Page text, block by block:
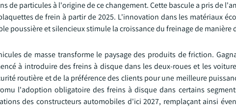
de particules à l'origine de ce changement. Cette bascule a pris de
de frein à partir de 2025. L'innovation dans les matériaux
poussière et silencieux stimule la croissance du freinage de manière
de masse transforme le paysage des produits de friction.
à introduire des freins à disque dans les deux-roues et les
routière et de la préférence des clients pour une meilleure
l'adoption obligatoire des freins à disque dans certains
des constructeurs automobiles d'ici 2027, remplaçant ainsi